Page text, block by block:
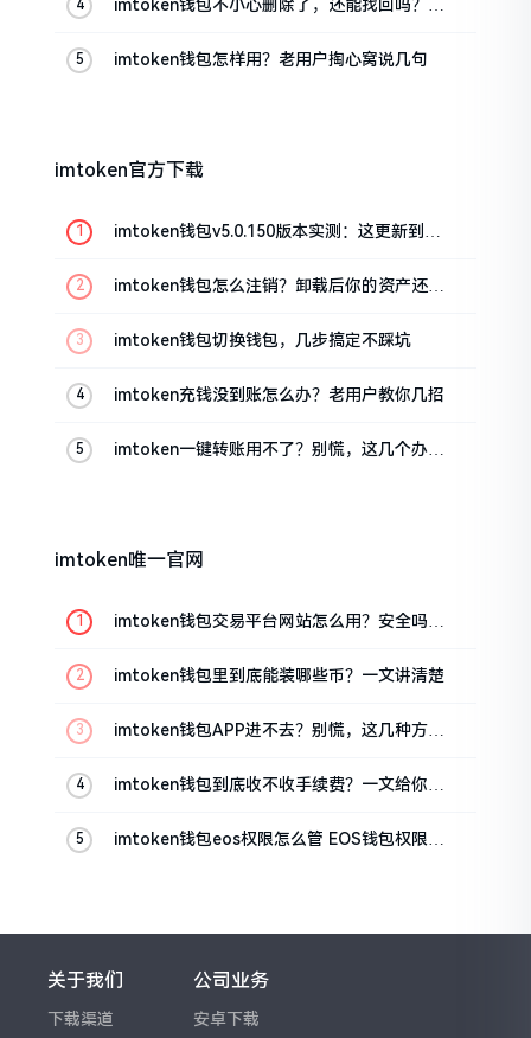
imtoken钱包不小心删除了，还能找回吗？手
imtoken钱包怎样用？老用户掏心窝说几句
imtoken官方下载
imtoken钱包v5.0.150版本实测：这更新到底
imtoken钱包怎么注销？卸载后你的资产还在
imtoken钱包切换钱包，几步搞定不踩坑
imtoken充钱没到账怎么办？老用户教你几招
imtoken一键转账用不了？别慌，这几个办法
imtoken唯一官网
imtoken钱包交易平台网站怎么用？安全吗？
imtoken钱包里到底能装哪些币？一文讲清楚
imtoken钱包APP进不去？别慌，这几种方法
imtoken钱包到底收不收手续费？一文给你说
imtoken钱包eos权限怎么管 EOS钱包权限设
关于我们
下载渠道
公司业务
安卓下载